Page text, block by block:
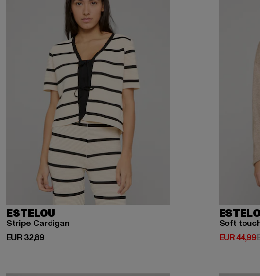
ESTELOU
Stripe Cardigan
EUR 32,89
Derzeitiger Preis: EUR 32,89
Soft
EUR 44,99
Derzeitiger